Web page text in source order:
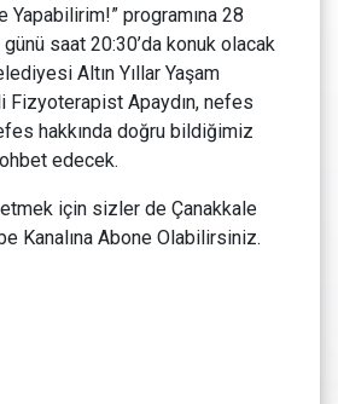
Yapabilirim!” programına 28
günü saat 20:30’da konuk olacak
Altın Yıllar Yaşam
Fizyoterapist Apaydın, nefes
hakkında doğru bildiğimiz
edecek.
için sizler de Çanakkale
Kanalına Abone Olabilirsiniz.